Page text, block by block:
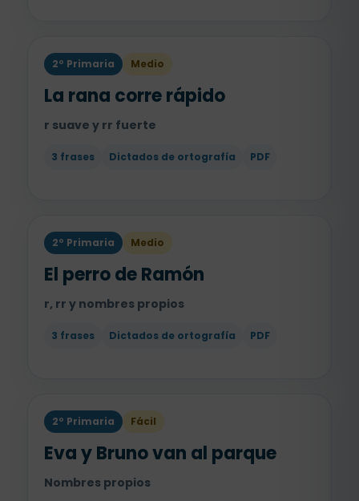
2º Primaria Medio
La rana corre rápido
r suave y rr fuerte
3 frases Dictados de ortografía PDF
2º Primaria Medio
El perro de Ramón
r, rr y nombres propios
3 frases Dictados de ortografía PDF
2º Primaria Fácil
Eva y Bruno van al parque
Nombres propios